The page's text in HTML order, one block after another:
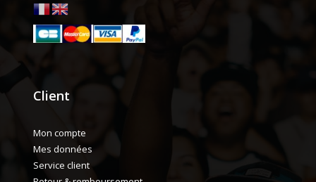
Client
Mon compte
Mes données
Service client